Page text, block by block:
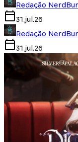
Redação
31.jul.26
Redação
31.jul.26